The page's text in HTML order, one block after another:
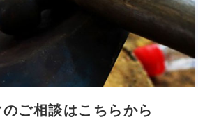
ご相談はこちらから